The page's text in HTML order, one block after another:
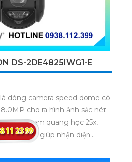
DS-2DE4825IWG1-E
là dòng camera speed dome có
cho ra hình ảnh sắc nét
thể zoom quang học 25x,
giúp nhận diện
tiện, nhìn ban đêm hồng
100m.